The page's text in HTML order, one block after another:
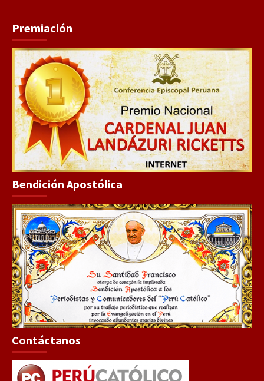
Premiación
Bendición Apostólica
Contáctanos